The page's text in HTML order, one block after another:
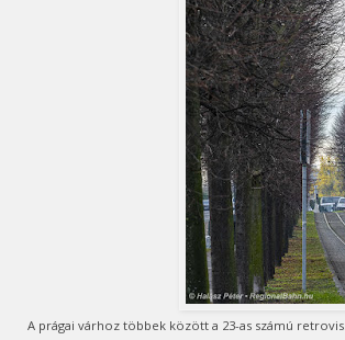
A prágai várhoz többek között a 23-as számú